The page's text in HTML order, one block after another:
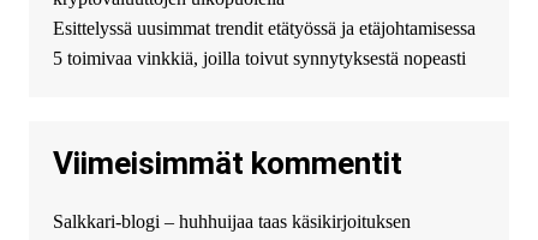
финансирование в долг без
избыточных вопросов и
документов? Тогда обратитесь
guest_4889 :Cmon Suomi 👏
The Admin: High five! You’ve
Esittelyssä uusimmat trendit etätyössä ja etäjohtamisessa
5 toimivaa vinkkiä, joilla toivut synnytyksestä nopeasti
Viimeisimmät kommentit
Salkkari-blogi – huhhuijaa taas käsikirjoituksen